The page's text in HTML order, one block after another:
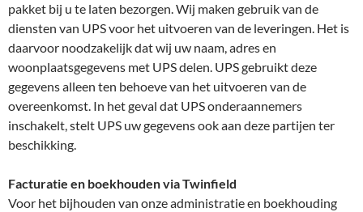
pakket bij u te laten bezorgen. Wij maken gebruik van de
diensten van UPS voor het uitvoeren van de leveringen. Het is
daarvoor noodzakelijk dat wij uw naam, adres en
woonplaatsgegevens met UPS delen. UPS gebruikt deze
gegevens alleen ten behoeve van het uitvoeren van de
overeenkomst. In het geval dat UPS onderaannemers
inschakelt, stelt UPS uw gegevens ook aan deze partijen ter
beschikking.
Facturatie en boekhouden via Twinfield
Voor het bijhouden van onze administratie en boekhouding